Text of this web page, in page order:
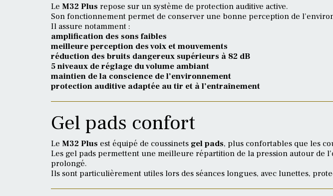
Le M32 Plus repose sur un système de protection auditive active.
Son fonctionnement permet de conserver une bonne perception de
Il assure notamment :
amplification des sons faibles
meilleure perception des voix et mouvements
réduction des bruits dangereux supérieurs à 82 dB
5 niveaux de réglage du volume ambiant
maintien de la conscience de l’environnement
protection auditive adaptée au tir et à l’entraînement
Gel pads confort
Le M32 Plus est équipé de coussinets gel pads, plus confortables que les
Les gel pads permettent une meilleure répartition de la pression autour de
prolongé.
Ils sont particulièrement utiles lors des séances longues, avec lunettes,